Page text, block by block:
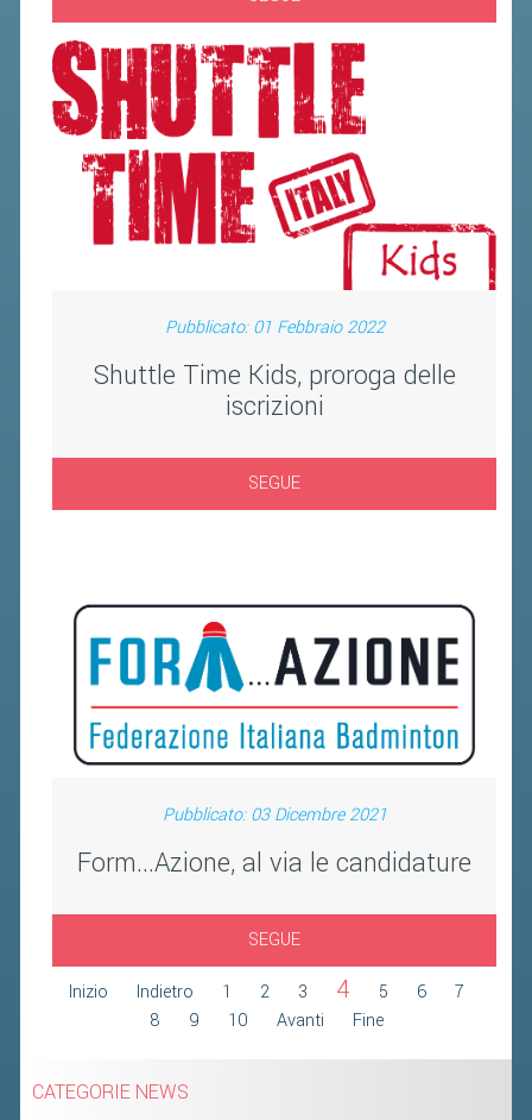
Pubblicato: 01 Febbraio 2022
Shuttle Time Kids, proroga delle
iscrizioni
SEGUE
Pubblicato: 03 Dicembre 2021
Form...Azione, al via le candidature
SEGUE
Inizio Indietro 1 2 3 4 5 6
7
8
9 10 Avanti Fine
CATEGORIE NEWS
BANDI DI GARA E CONTRATTI
WHISTLEBLOWING
SPORTELLO FISCALE
NOVITÀ FISCALI
MODULISTICA
DOCUMENTI E APPROFONDIMENTI
AIRBADMINTON
PICKLEBALL
BANDI PUBBLICI
VOLA CON NOI 2026
RIVISTA BADMANIA
2026
2024
2022
2021